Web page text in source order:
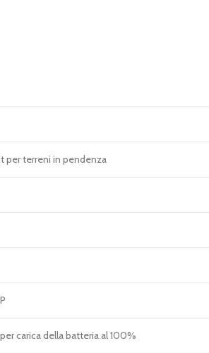
per terreni in pendenza
carica della batteria al 100%